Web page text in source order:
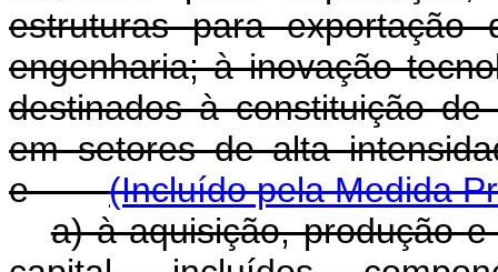
estruturas para
engenharia; à inovação
destinados à constituição
em setores de alta
e(Incluído pela Medida
a) à aquisição, produção